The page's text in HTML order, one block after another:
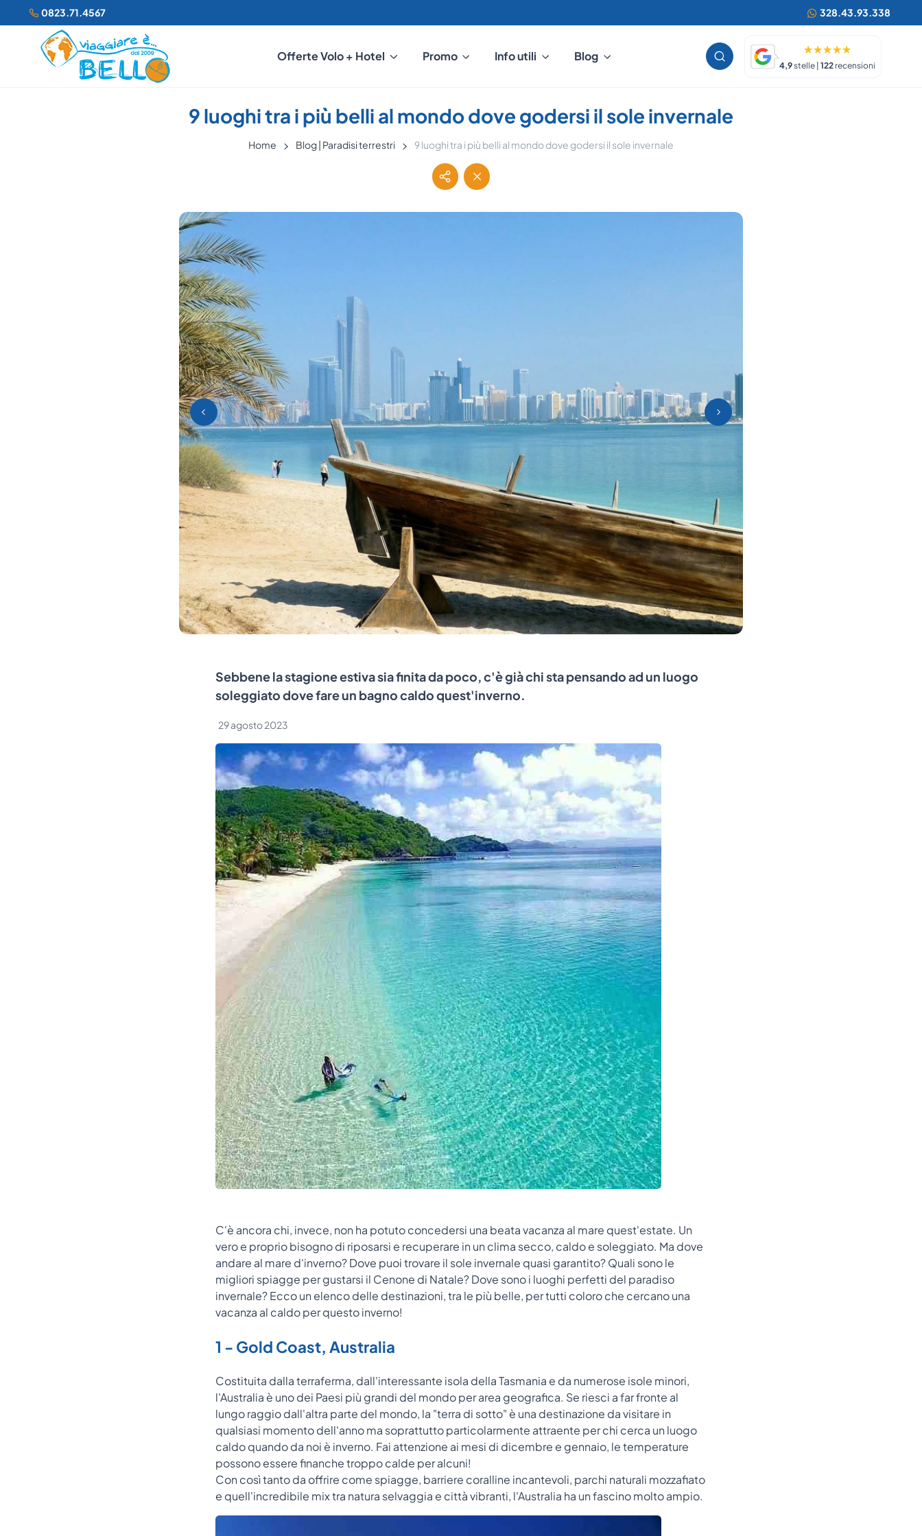
0823.71.4567 328.43.93.338
Offerte Volo + Hotel Promo Info utili Blog
4,9stelle | 122recensioni
9 luoghi tra i più belli al mondo dove godersi il sole invernale
Home Blog | Paradisi terrestri 9 luoghi tra i più belli al mondo dove godersi il sole invernale
Sebbene la stagione estiva sia finita da poco, c'è già chi sta pensando ad un luogo
soleggiato dove fare un bagno caldo quest'inverno.
29 agosto 2023
C'è ancora chi, invece, non ha potuto concedersi una beata vacanza al mare quest'estate. Un
vero e proprio bisogno di riposarsi e recuperare in un clima secco, caldo e soleggiato. Ma dove
andare al mare d'inverno? Dove puoi trovare il sole invernale quasi garantito? Quali sono le
migliori spiagge per gustarsi il Cenone di Natale? Dove sono i luoghi perfetti del paradiso
invernale? Ecco un elenco delle destinazioni, tra le più belle, per tutti coloro che cercano una
vacanza al caldo per questo inverno!
1 - Gold Coast, Australia
Costituita dalla terraferma, dall'interessante isola della Tasmania e da numerose isole minori,
l'Australia è uno dei Paesi più grandi del mondo per area geografica. Se riesci a far fronte al
lungo raggio dall'altra parte del mondo, la "terra di sotto" è una destinazione da visitare in
qualsiasi momento dell'anno ma soprattutto particolarmente attraente per chi cerca un luogo
caldo quando da noi è inverno. Fai attenzione ai mesi di dicembre e gennaio, le temperature
possono essere finanche troppo calde per alcuni!
Con così tanto da offrire come spiagge, barriere coralline incantevoli, parchi naturali mozzafiato
e quell'incredibile mix tra natura selvaggia e città vibranti, l'Australia ha un fascino molto ampio.